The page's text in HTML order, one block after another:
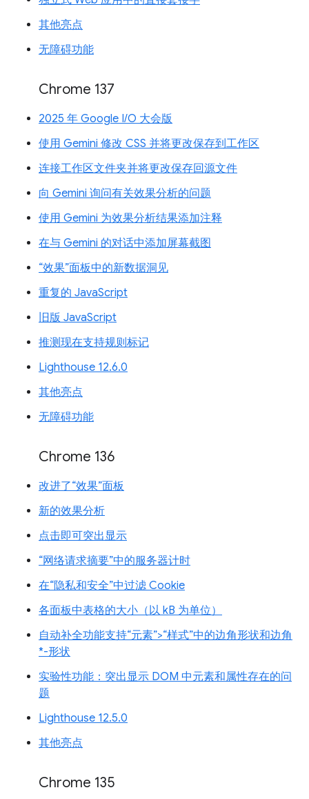
其他亮点
无障碍功能
Chrome 137
2025 年 Google I/O 大会版
使用 Gemini 修改 CSS 并将更改保存到工作区
连接工作区文件夹并将更改保存回源文件
向 Gemini 询问有关效果分析的问题
使用 Gemini 为效果分析结果添加注释
在与 Gemini 的对话中添加屏幕截图
“效果”面板中的新数据洞见
重复的 JavaScript
旧版 JavaScript
推测现在支持规则标记
Lighthouse 12.6.0
其他亮点
无障碍功能
Chrome 136
改进了“效果”面板
新的效果分析
点击即可突出显示
“网络请求摘要”中的服务器计时
在“隐私和安全”中过滤 Cookie
各面板中表格的大小（以 kB 为单位）
自动补全功能支持“元素”>“样式”中的边角形状和边角
*-形状
实验性功能：突出显示 DOM 中元素和属性存在的问
题
Lighthouse 12.5.0
其他亮点
Chrome 135